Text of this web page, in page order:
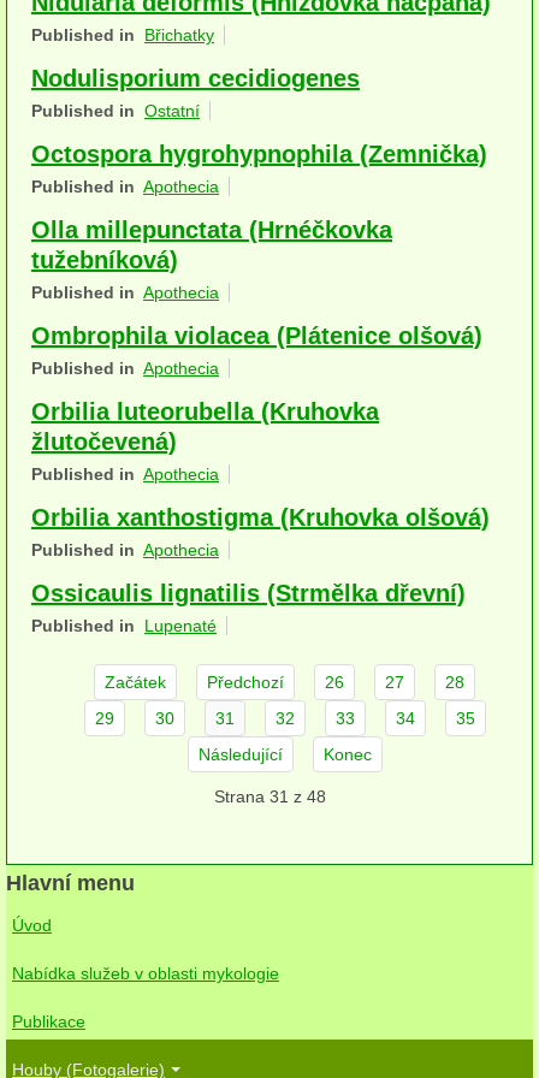
Houby (Fotogalerie)
podle typu plodnic
na dřevě
mykorhizni
terestrické saprotrofní
šišky, plody, květy
koprofilní
lichenizované
muscikolni
herbikolní-jednoděložné
herbikolní-kapraďorosty
Perithecia stromatická
Perithecia nestromatická
Kornacovité
Choroše
Published in Břichatky
Nodulisporium cecidiogenes
Published in Ostatní
Octospora hygrohypnophila (Zemnička)
Published in Apothecia
Olla millepunctata (Hrnéčkovka
tužebníková)
Published in Apothecia
Ombrophila violacea (Plátenice olšová)
Published in Apothecia
Orbilia luteorubella (Kruhovka
žlutočevená)
Published in Apothecia
Orbilia xanthostigma (Kruhovka olšová)
Published in Apothecia
Ossicaulis lignatilis (Strmělka dřevní)
Published in Lupenaté
Začátek Předchozí 26 27
28
29
30 31 32 33 34
35
Následující
Konec
Strana 31 z 48
Hlavní menu
Úvod
Nabídka služeb v oblasti mykologie
Publikace
Houby (Fotogalerie)